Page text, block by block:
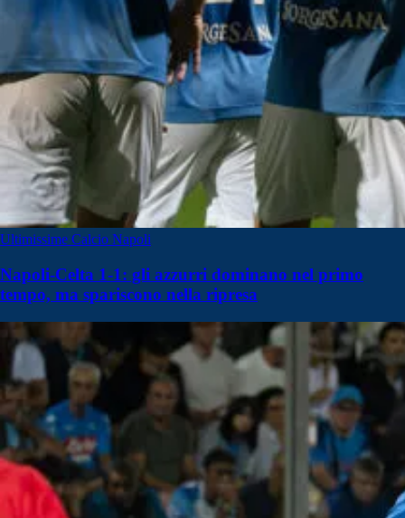
Ultimissime Calcio Napoli
Napoli-Celta 1-1: gli azzurri dominano nel primo
tempo, ma spariscono nella ripresa